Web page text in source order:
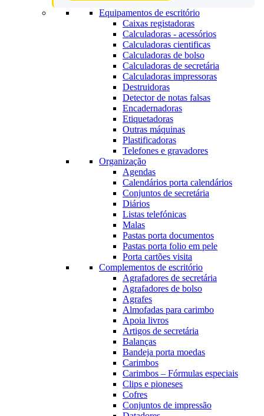
Equipamentos de escritório
Caixas registadoras
Calculadoras - acessórios
Calculadoras cientificas
Calculadoras de bolso
Calculadoras de secretária
Calculadoras impressoras
Destruidoras
Detector de notas falsas
Encadernadoras
Etiquetadoras
Outras máquinas
Plastificadoras
Telefones e gravadores
Organização
Agendas
Calendários porta calendários
Conjuntos de secretária
Diários
Listas telefónicas
Malas
Pastas porta documentos
Pastas porta folio em pele
Porta cartões visita
Complementos de escritório
Agrafadores de secretária
Agrafadores de bolso
Agrafes
Almofadas para carimbo
Apoia livros
Artigos de secretária
Balanças
Bandeja porta moedas
Carimbos
Carimbos – Fórmulas especiais
Clips e pioneses
Cofres
Conjuntos de impressão